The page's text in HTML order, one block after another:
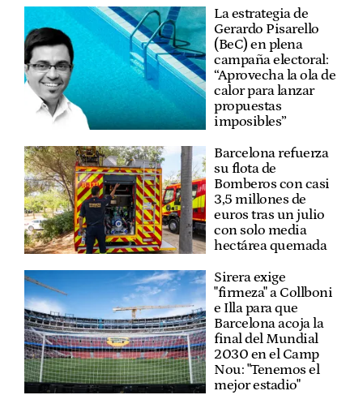
La estrategia de
Gerardo Pisarello
(BeC) en plena
campaña electoral:
“Aprovecha la ola de
calor para lanzar
propuestas
imposibles”
Barcelona refuerza
su flota de
Bomberos con casi
3,5 millones de
euros tras un julio
con solo media
hectárea quemada
Sirera exige
"firmeza" a Collboni
e Illa para que
Barcelona acoja la
final del Mundial
2030 en el Camp
Nou: "Tenemos el
mejor estadio"